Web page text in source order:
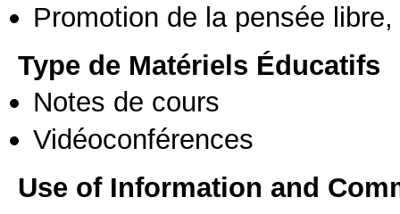
Promotion de la pensée
Type de Matériels Éducatifs
Notes de cours
Vidéoconférences
Use of Information and